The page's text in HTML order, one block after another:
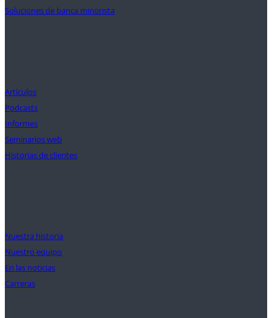
Soluciones de banca minorista
Artículos
Podcasts
Informes
Seminarios web
Historias de clientes
Nuestra historia
Nuestro equipo
En las noticias
Carreras